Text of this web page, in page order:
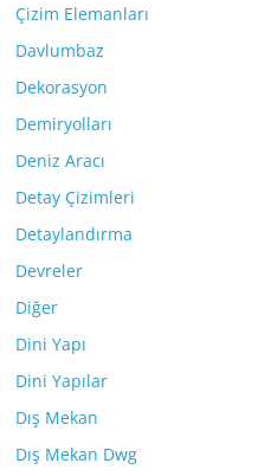
Çizim Elemanları
Davlumbaz
Dekorasyon
Demiryolları
Deniz Aracı
Detay Çizimleri
Detaylandırma
Devreler
Diğer
Dini Yapı
Dini Yapılar
Dış Mekan
Dış Mekan Dwg